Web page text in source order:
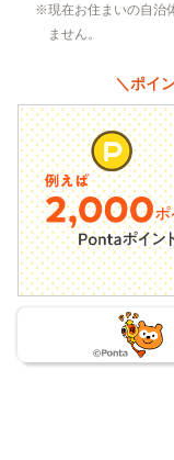
現在お住まいの自治
ません。
＼ポイ